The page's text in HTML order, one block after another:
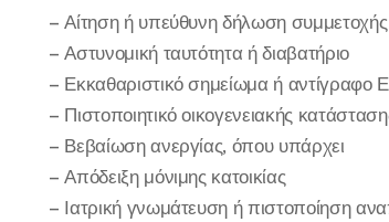
– Αίτηση ή υπεύθυνη δήλωση συμμετοχής
– Αστυνομική ταυτότητα ή διαβατήριο
– Εκκαθαριστικό σημείωμα ή αντίγραφο
– Πιστοποιητικό οικογενειακής
– Βεβαίωση ανεργίας, όπου υπάρχει
– Απόδειξη μόνιμης κατοικίας
– Ιατρική γνωμάτευση ή πιστοποίηση